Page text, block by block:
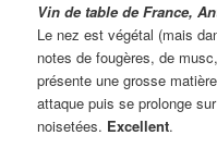
Vin de table de France,
Le nez est végétal (mais
notes de fougères, de
présente une grosse
attaque puis se prolonge
noisetées. Excellent.